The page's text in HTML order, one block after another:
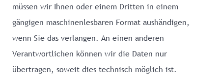
müssen wir Ihnen oder einem Dritten in einem
gängigen maschinenlesbaren Format aushändigen,
wenn Sie das verlangen. An einen anderen
Verantwortlichen können wir die Daten nur
übertragen, soweit dies technisch möglich ist.